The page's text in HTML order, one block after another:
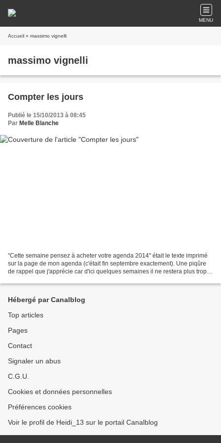
MENU
Accueil » massimo vignelli
massimo vignelli
Compter les jours
Publié le 15/10/2013 à 08:45
Par Melle Blanche
"Cette semaine pensez à acheter votre agenda 2014" était le texte imprimé
sur la page de mon agenda (c'était fin septembre exactement). Une piqûre
de rappel que j'apprécie car d'ici quelques semaines il ne restera plus trop
Hébergé par Canalblog
Top articles
Pages
Contact
Signaler un abus
C.G.U.
Cookies et données personnelles
Préférences cookies
Voir le profil de Heidi_13 sur le portail Canalblog